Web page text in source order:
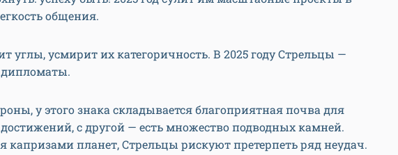
общения.
углы, усмирит их категоричность. В 2025 году Стрельцы —
у этого знака складывается благоприятная почва для
с другой — есть множество подводных камней.
капризами планет, Стрельцы рискуют претерпеть ряд неудач.